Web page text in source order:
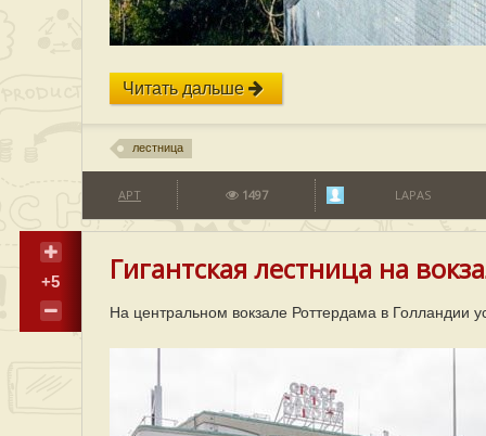
Читать дальше
лестница
АРТ 1497 LAPAS
+5 Гигантская лестница на
На центральном вокзале Роттердама в Голландии